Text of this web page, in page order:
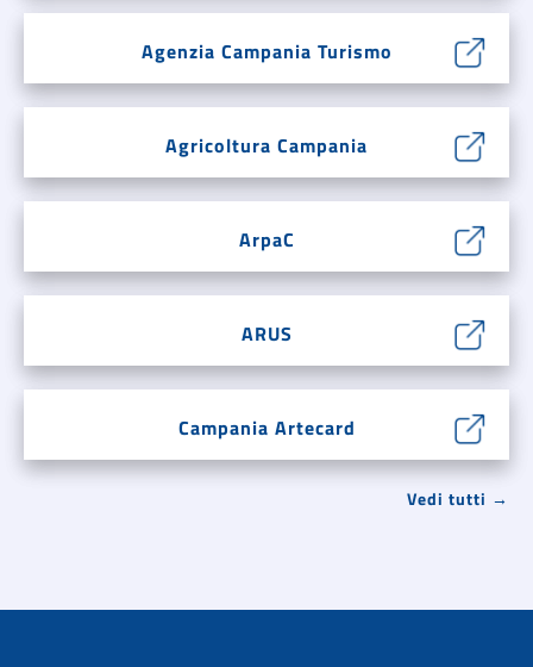
Agenzia Campania Turismo
Agricoltura Campania
ArpaC
ARUS
Campania Artecard
Vedi tutti →